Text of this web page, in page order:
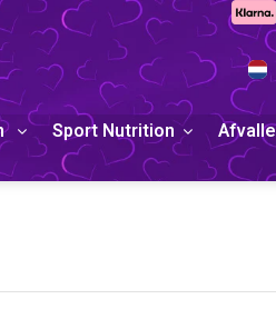
Sport Nutrition